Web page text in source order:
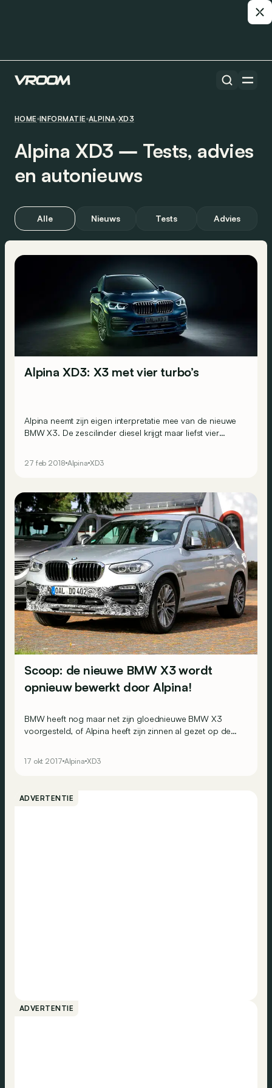
HOME INFORMATIE ALPINA XD3
Alpina XD3 ― Tests, advies
en autonieuws
Alle Nieuws Tests Advies
Alpina XD3: X3 met vier turbo’s
Alpina neemt zijn eigen interpretatie mee van de nieuwe
BMW X3. De zescilinder diesel krijgt maar liefst vier
27 feb 2018 Alpina XD3
Scoop: de nieuwe BMW X3 wordt
opnieuw bewerkt door Alpina!
BMW heeft nog maar net zijn gloednieuwe BMW X3
voorgesteld, of Alpina heeft zijn zinnen al gezet op de
17 okt 2017 Alpina XD3
ADVERTENTIE
ADVERTENTIE